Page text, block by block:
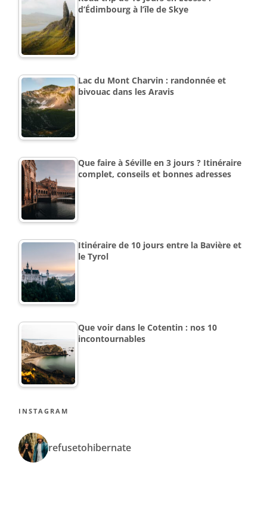
d’Édimbourg à l’île de Skye
Lac du Mont Charvin : randonnée et
bivouac dans les Aravis
Que faire à Séville en 3 jours ? Itinéraire
complet, conseils et bonnes adresses
Itinéraire de 10 jours entre la Bavière et
le Tyrol
Que voir dans le Cotentin : nos 10
incontournables
INSTAGRAM
refusetohibernate